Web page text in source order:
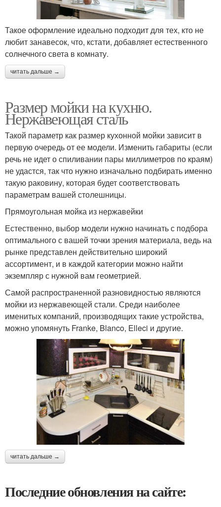
Такое оформление идеально подходит для тех, кто не
любит занавесок, что, кстати, добавляет естественного
солнечного света в комнату.
читать дальше →
Размер мойки на кухню.
Нержавеющая сталь
Такой параметр как размер кухонной мойки зависит в
первую очередь от ее модели. Изменить габариты (если
речь не идет о спиливании пары миллиметров по краям)
не удастся, так что нужно изначально подбирать именно
такую раковину, которая будет соответствовать
параметрам вашей столешницы.
Прямоугольная мойка из нержавейки
Естественно, выбор модели нужно начинать с подбора
оптимального с вашей точки зрения материала, ведь на
рынке представлен действительно широкий
ассортимент, и в каждой категории можно найти
экземпляр с нужной вам геометрией.
Самой распространенной разновидностью являются
мойки из нержавеющей стали. Среди наиболее
именитых компаний, производящих такие устройства,
можно упомянуть Franke, Blanco, Elleci и другие.
читать дальше →
Последние обновления на сайте: